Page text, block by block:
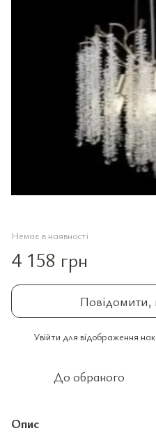
Немає в наявності
4 158 грн
Повідомити,
Увійти для відображення
До обраного
Опис